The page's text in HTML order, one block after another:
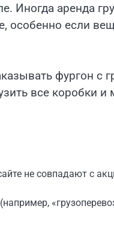
Иногда аренда
особенно если
фургон с
все коробки и
не совпадают с